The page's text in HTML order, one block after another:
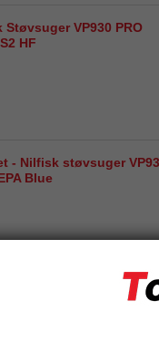
Støvsuger VP930 PRO
HF
- Nilfisk støvsuger
Blue